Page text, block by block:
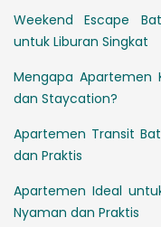
Weekend Escape
untuk Liburan Singkat
Mengapa Apartemen
dan Staycation?
Apartemen Transit
dan Praktis
Apartemen Ideal
Nyaman dan Praktis